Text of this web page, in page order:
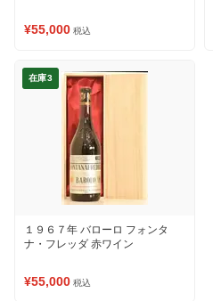
¥55,000 税込
在庫3
１９６７年 バローロ フォンタ
ナ・フレッダ 赤ワイン
¥55,000 税込